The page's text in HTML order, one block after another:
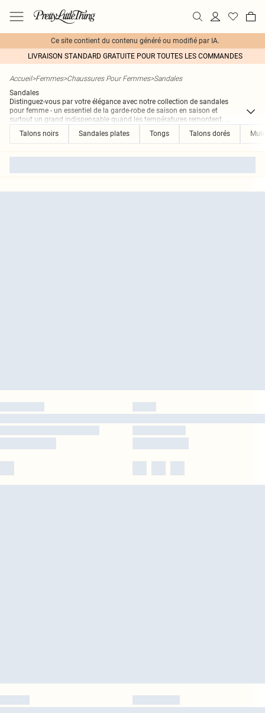
Ce site contient du contenu généré ou modifié par IA.
LIVRAISON STANDARD GRATUITE POUR TOUTES LES COMMANDES
Accueil>Femmes>Chaussures Pour Femmes>Sandales
Sandales
Distinguez-vous par votre élégance avec notre collection de sandales
pour femme - un essentiel de la garde-robe de saison en saison et
surtout un grand indispensable quand les températures remontent. ...
Talons noirs
Sandales plates Tongs Talons dorés